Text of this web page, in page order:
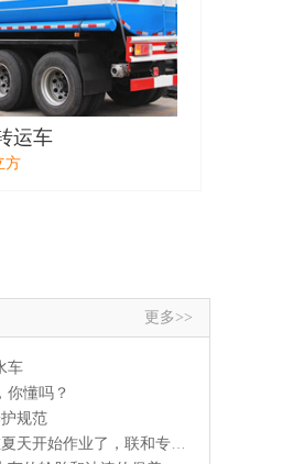
运车
方
更多>>
车
你懂吗？
规范
开始作业了，联和专汽出品